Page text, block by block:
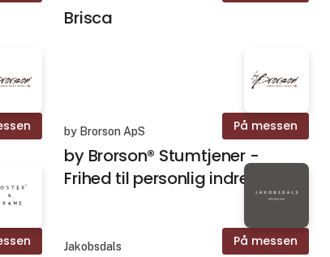
Brisca
På messen
by Brorson ApS
by Brorson® Stumtjener -
Frihed til personlig indretning
På messen
Jakobsdals